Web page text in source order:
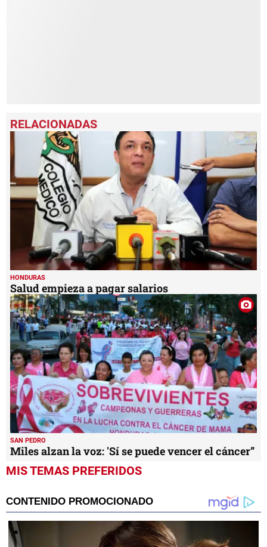
HONDURAS
Salud empieza a pagar salarios
SAN PEDRO
Miles alzan la voz: 'Sí se puede vencer el cáncer”
MIS TEMAS PREFERIDOS